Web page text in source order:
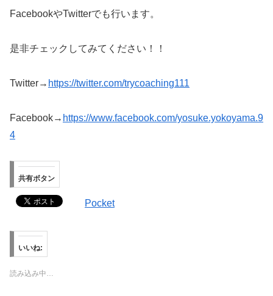
FacebookやTwitterでも行います。
是非チェックしてみてください！！
Twitter→ https://twitter.com/trycoaching111
Facebook→ https://www.facebook.com/yosuke.yokoyama.9
4
共有ボタン
Pocket
いいね:
読み込み中…